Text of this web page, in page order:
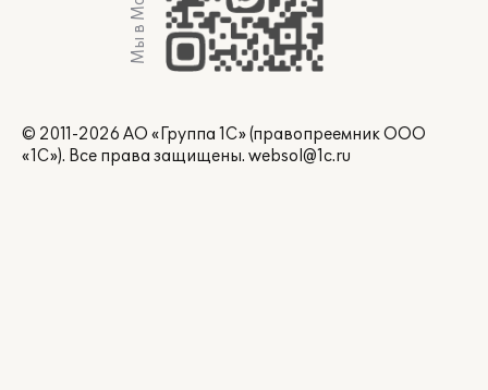
Мы в Max
© 2011-2026 АО «Группа 1С» (правопреемник ООО
«1С»). Все права защищены. websol@1c.ru